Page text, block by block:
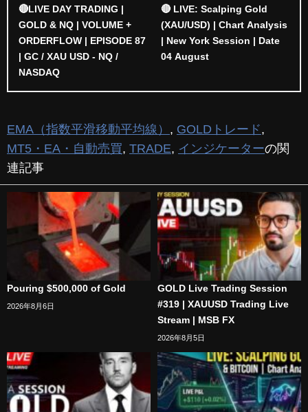
🔴LIVE DAY TRADING |
GOLD & NQ | VOLUME +
ORDERFLOW | EPISODE 87
| GC / XAU USD - NQ /
NASDAQ
🔴 LIVE: Scalping Gold
(XAU/USD) | Chart Analysis
| New York Session | Date
04 August
EMA（指数平滑移動平均線） , GOLDトレード,
MT5・EA・自動売買, TRADE, インジケーターの関
連記事
Pouring $500,000 of Gold
2026年8月6日
GOLD Live Trading Session
#319 | XAUUSD Trading Live
Stream | MSB FX
2026年8月5日